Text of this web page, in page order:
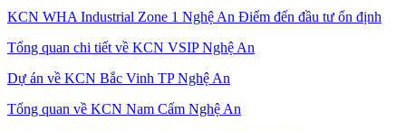
KCN WHA Industrial Zone 1 Nghệ An Điểm đến đầu tư ổn định
Tổng quan chi tiết về KCN VSIP Nghệ An
Dự án về KCN Bắc Vinh TP Nghệ An
Tổng quan về KCN Nam Cấm Nghệ An